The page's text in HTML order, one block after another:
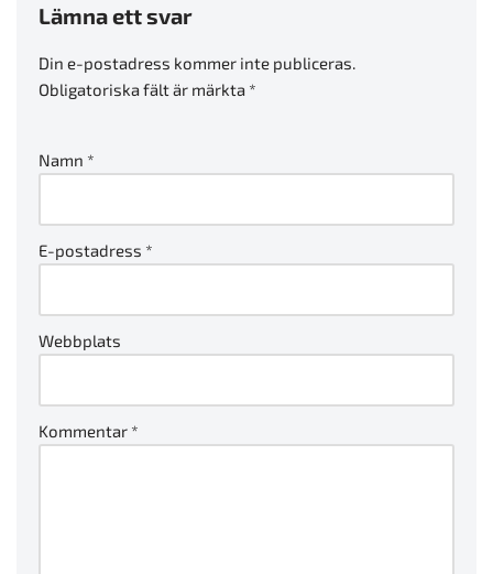
Lämna ett svar
Din e-postadress kommer inte publiceras.
Obligatoriska fält är märkta *
Namn *
E-postadress *
Webbplats
Kommentar *